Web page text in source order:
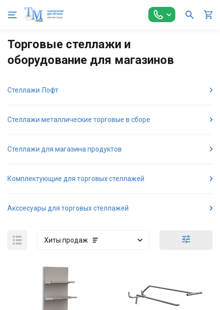
Главная Торговое оборудование Стеллажи торговые
Торговые стеллажи и
оборудование для магазинов
Стеллажи Лофт
Стеллажи металлические торговые в сборе
Стеллажи для магазина продуктов
Комплектующие для торговых стеллажей
Акссесуары для торговых стеллажей
Хиты продаж